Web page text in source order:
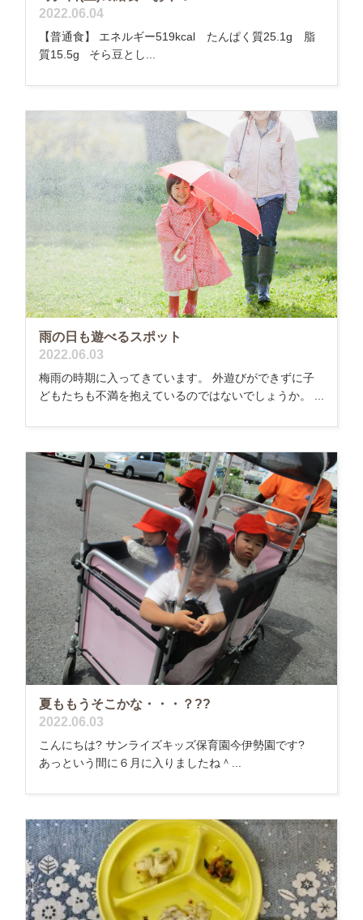
2022.06.04
【普通食】 エネルギー519kcal たんぱく質25.1g 脂
質15.5g そら豆とし...
雨の日も遊べるスポット
2022.06.03
梅雨の時期に入ってきています。 外遊びができずに子
どもたちも不満を抱えているのではないでしょうか。 ...
夏ももうそこかな・・・？??
2022.06.03
こんにちは? サンライズキッズ保育園今伊勢園です?
あっという間に６月に入りましたね＾...